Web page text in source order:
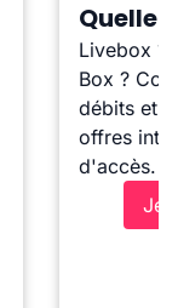
Quelle
Livebox ?
Box ?
débits et
offres
d'accès.
Je